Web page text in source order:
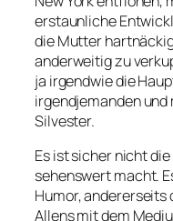
erstaunliche
die Mutter
anderweitig zu
ja irgendwie die
irgendjemanden
Silvester.
Es ist sicher nicht
sehenswert macht.
Humor, andererseits
Allens mit dem